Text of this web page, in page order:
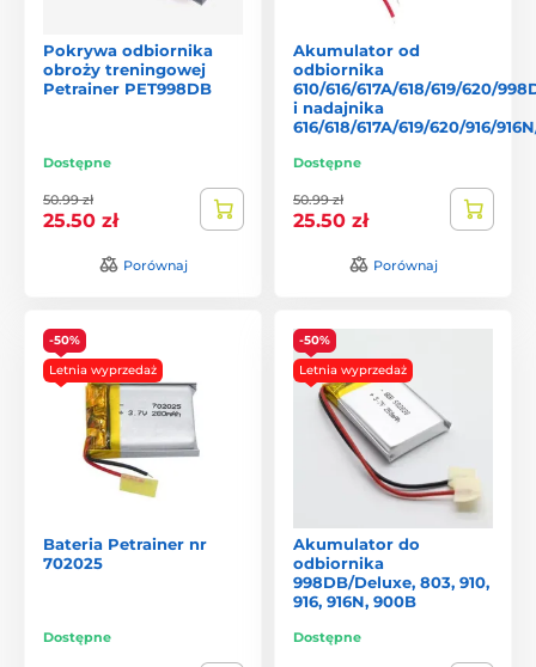
Pokrywa odbiornika
obroży treningowej
Petrainer PET998DB
Dostępne
50.99 zł
25.50 zł
Porównaj
Akumulator od
odbiornika
610/616/617A/618/619/620/
i nadajnika
616/618/617A/619/620/916/
Dostępne
50.99 zł
25.50 zł
Porównaj
-50%
Letnia wyprzedaż
Bateria Petrainer nr
702025
Dostępne
-50%
Letnia wyprzedaż
Akumulator do
odbiornika
998DB/Deluxe, 803, 910,
916, 916N, 900B
Dostępne